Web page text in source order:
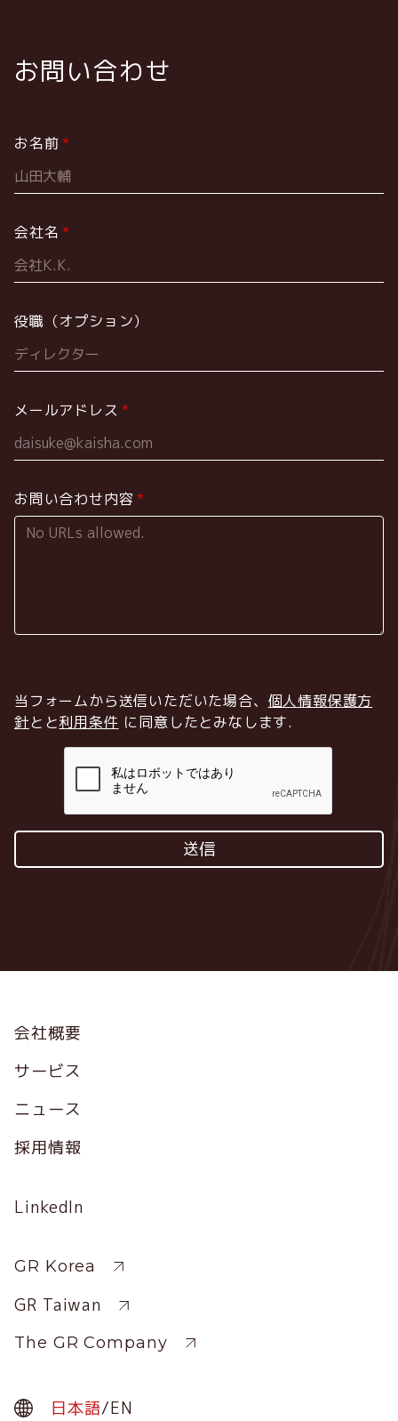
お問い合わせ
お名前
会社名
役職（オプション）
メールアドレス
お問い合わせ内容
当フォームから送信いただいた場合、 個人情報保護方
針とと利用条件 に同意したとみなします.
Footer
会社概要
サービス
ニュース
採用情報
Social
Profile
LinkedIn
Sitewide
GR Korea
GR Taiwan
The GR Company
日本語/EN